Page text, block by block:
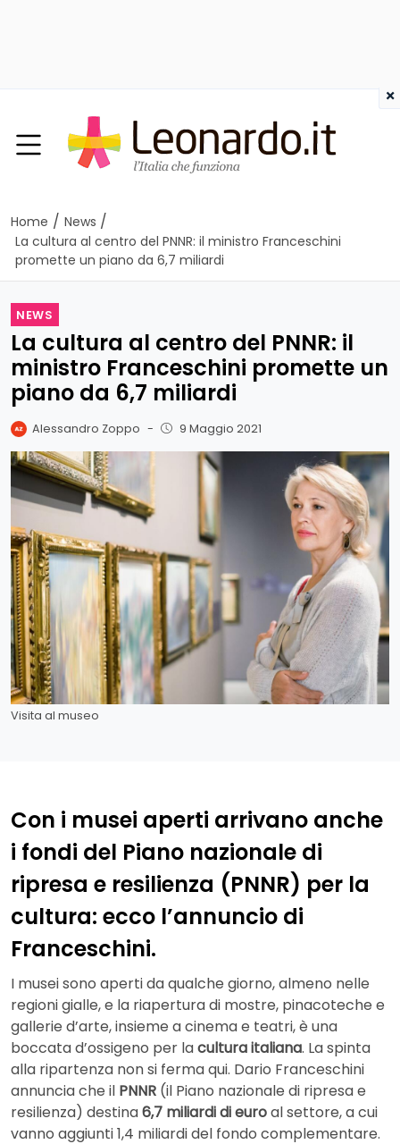
Home / News /
La cultura al centro del PNNR: il ministro Franceschini
promette un piano da 6,7 miliardi
NEWS
La cultura al centro del PNNR: il
ministro Franceschini promette un
piano da 6,7 miliardi
Alessandro Zoppo - 9 Maggio 2021
Visita al museo
Con i musei aperti arrivano anche
i fondi del Piano nazionale di
ripresa e resilienza (PNNR) per la
cultura: ecco l’annuncio di
Franceschini.
I musei sono aperti da qualche giorno, almeno nelle
regioni gialle, e la riapertura di mostre, pinacoteche e
gallerie d’arte, insieme a cinema e teatri, è una
boccata d’ossigeno per lacultura italiana. La spinta
alla ripartenza non si ferma qui. Dario Franceschini
annuncia che il PNNR (il Piano nazionale di ripresa e
resilienza) destina6,7 miliardi di euroal settore, a cui
vanno aggiunti 1,4 miliardi del fondo complementare.
×